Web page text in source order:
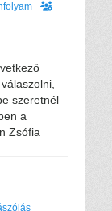
szeretnél
a
Zsófia